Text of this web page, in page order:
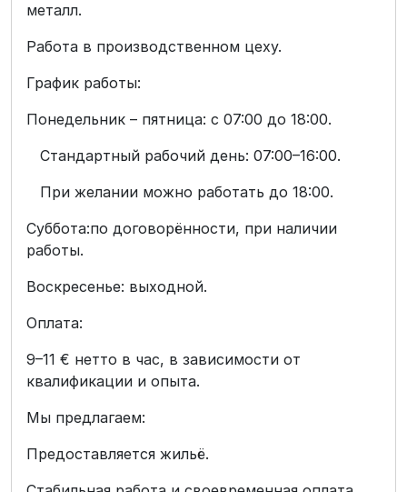
металл.
Работа в производственном цеху.
График работы:
Понедельник – пятница: с 07:00 до 18:00.
Стандартный рабочий день: 07:00–16:00.
При желании можно работать до 18:00.
Суббота:по договорённости, при наличии
работы.
Воскресенье: выходной.
Оплата:
9–11 € нетто в час, в зависимости от
квалификации и опыта.
Мы предлагаем:
Предоставляется жильё.